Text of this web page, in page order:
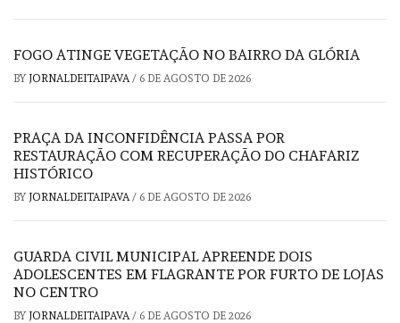
FOGO ATINGE VEGETAÇÃO NO BAIRRO DA GLÓRIA
BY JORNALDEITAIPAVA/ 6 DE AGOSTO DE 2026
PRAÇA DA INCONFIDÊNCIA PASSA POR
RESTAURAÇÃO COM RECUPERAÇÃO DO CHAFARIZ
HISTÓRICO
BY JORNALDEITAIPAVA/ 6 DE AGOSTO DE 2026
GUARDA CIVIL MUNICIPAL APREENDE DOIS
ADOLESCENTES EM FLAGRANTE POR FURTO DE LOJAS
NO CENTRO
BY JORNALDEITAIPAVA/ 6 DE AGOSTO DE 2026